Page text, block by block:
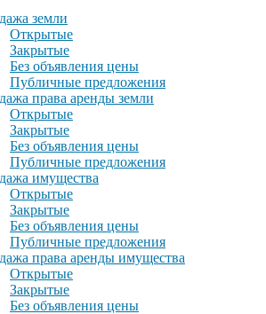
земли
Открытые
Закрытые
Без объявления цены
Публичные предложения
права аренды земли
Открытые
Закрытые
Без объявления цены
Публичные предложения
имущества
Открытые
Закрытые
Без объявления цены
Публичные предложения
права аренды имущества
Открытые
Закрытые
Без объявления цены